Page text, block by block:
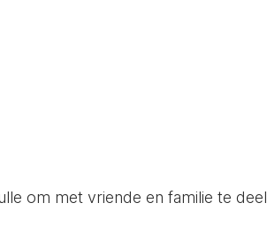
om met vriende en familie te deel